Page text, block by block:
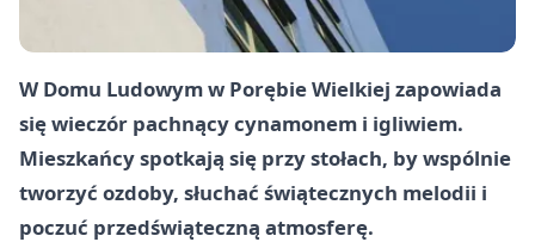
W Domu Ludowym w Porębie Wielkiej zapowiada
się wieczór pachnący cynamonem i igliwiem.
Mieszkańcy spotkają się przy stołach, by wspólnie
tworzyć ozdoby, słuchać świątecznych melodii i
poczuć przedświąteczną atmosferę.